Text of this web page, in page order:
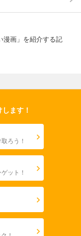
漫画」を紹介する記
ます！
ろう！
ット！